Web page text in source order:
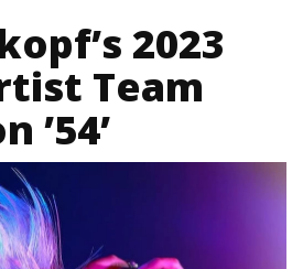
2023
Team
’54’